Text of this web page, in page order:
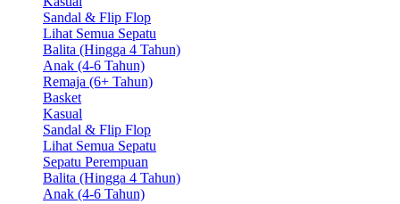
Sandal & Flip Flop
Lihat Semua Sepatu
Balita (Hingga 4 Tahun)
Anak (4-6 Tahun)
Remaja (6+ Tahun)
Basket
Kasual
Sandal & Flip Flop
Lihat Semua Sepatu
Sepatu Perempuan
Balita (Hingga 4 Tahun)
Anak (4-6 Tahun)